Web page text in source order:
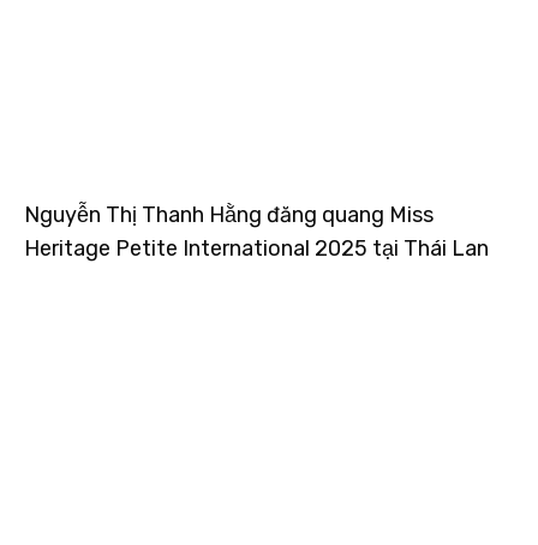
Nguyễn Thị Thanh Hằng đăng quang Miss
Heritage Petite International 2025 tại Thái Lan